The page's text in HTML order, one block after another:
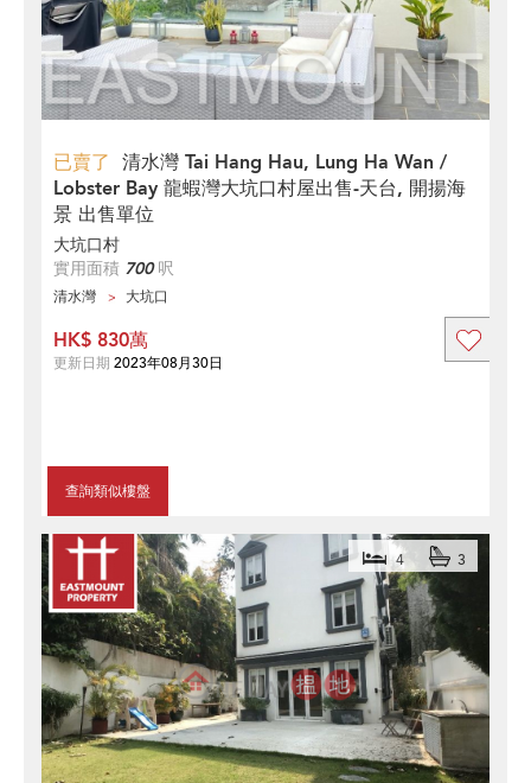
已賣了 清水灣 Tai Hang Hau, Lung Ha Wan /
Lobster Bay 龍蝦灣大坑口村屋出售-天台, 開揚海
景 出售單位
大坑口村
實用面積 700呎
清水灣 大坑口
查詢類似樓盤
HK$ 830萬
更新日期 2023年08月30日
4 3